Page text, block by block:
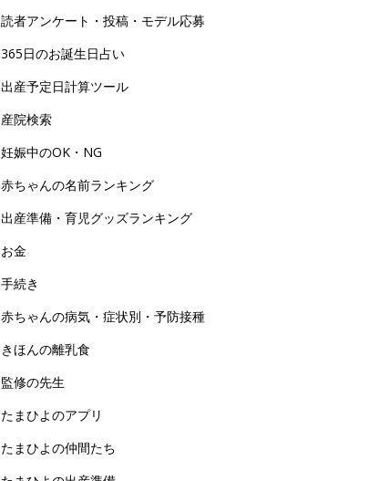
読者アンケート・投稿・モデル応募
365日のお誕生日占い
出産予定日計算ツール
産院検索
妊娠中のOK・NG
赤ちゃんの名前ランキング
出産準備・育児グッズランキング
お金
手続き
赤ちゃんの病気・症状別・予防接種
きほんの離乳食
監修の先生
たまひよのアプリ
たまひよの仲間たち